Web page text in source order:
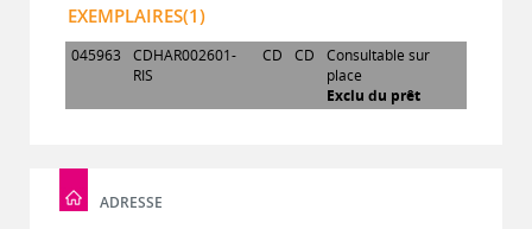
EXEMPLAIRES(1)
045963
CDHAR002601-
RIS
CD CD
Consultable sur
place
Exclu du prêt
ADRESSE